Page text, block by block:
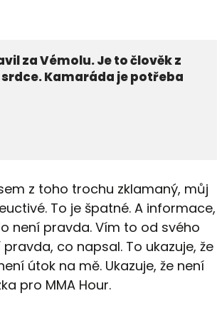
za Vémolu. Je to člověk z
Kamaráda je potřeba
z toho trochu zklamaný, můj
To je špatné. A informace,
není pravda. Vím to od svého
co napsal. To ukazuje, že
útok na mě. Ukazuje, že není
pro MMA Hour.